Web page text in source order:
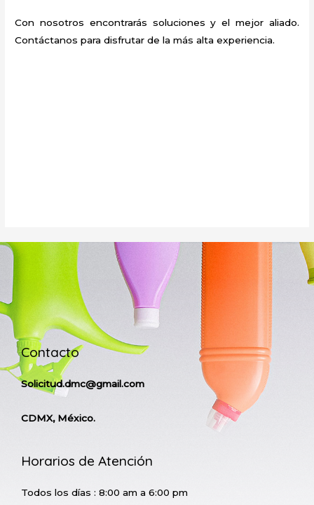
Con nosotros encontrarás soluciones y el mejor aliado.
Contáctanos para disfrutar de la más alta experiencia.
Contacto
Solicitud.dmc@gmail.com
CDMX, México.
Horarios de Atención
Todos los días : 8:00 am a 6:00 pm